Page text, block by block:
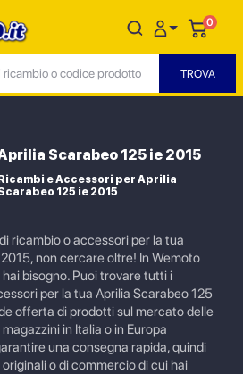
0
Scarabeo 125 ie 2015
Ricambi e Accessori per Aprilia
125 ie 2015
ricambio o accessori per la tua
non cercare oltre! In Wemoto
bisogno. Puoi trovare tutti i
per la tua Aprilia Scarabeo 125
offerta di prodotti sul mercato delle
in Italia o in Europa
una consegna rapida, quindi
o di commercio di cui hai